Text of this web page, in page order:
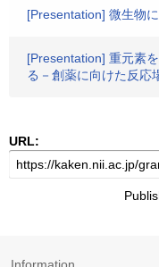
[Presentation] 微生物
[Presentation] 重元素
る－創薬に向けた反応
URL: